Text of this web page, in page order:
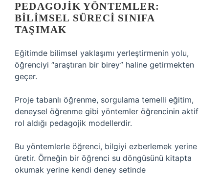
PEDAGOJIK YÖNTEMLER:
BILIMSEL SÜRECI SINIFA
TAŞIMAK
Eğitimde bilimsel yaklaşımı yerleştirmenin yolu,
öğrenciyi “araştıran bir birey” haline getirmekten
geçer.
Proje tabanlı öğrenme, sorgulama temelli eğitim,
deneysel öğrenme gibi yöntemler öğrencinin aktif
rol aldığı pedagojik modellerdir.
Bu yöntemlerle öğrenci, bilgiyi ezberlemek yerine
üretir. Örneğin bir öğrenci su döngüsünü kitapta
okumak yerine kendi deney setinde